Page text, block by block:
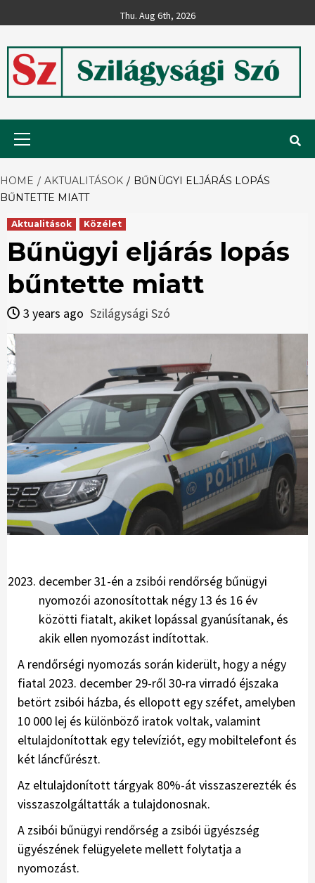
to
Thu. Aug 6th, 2026
Szilágysági
Szó
HOME AKTUALITÁSOK
BŰNÜGYI ELJÁRÁS LOPÁS
BŰNTETTE MIATT
Aktualitások Közélet
Bűnügyi eljárás lopás
bűntette miatt
3 years ago Szilágysági Szó
december 31-én a zsibói rendőrség bűnügyi
nyomozói azonosítottak négy 13 és 16 év
közötti fiatalt, akiket lopással gyanúsítanak, és
akik ellen nyomozást indítottak.
A rendőrségi nyomozás során kiderült, hogy a négy
fiatal 2023. december 29-ről 30-ra virradó éjszaka
betört zsibói házba, és ellopott egy széfet, amelyben
10 000 lej és különböző iratok voltak, valamint
eltulajdonítottak egy televíziót, egy mobiltelefont és
két láncfűrészt.
Az eltulajdonított tárgyak 80%-át visszaszerezték és
visszaszolgáltatták a tulajdonosnak.
A zsibói bűnügyi rendőrség a zsibói ügyészség
ügyészének felügyelete mellett folytatja a
nyomozást.